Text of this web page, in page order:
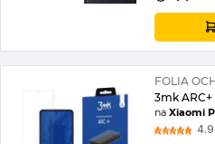
FOLIA
3mk ARC+
naXiaomi